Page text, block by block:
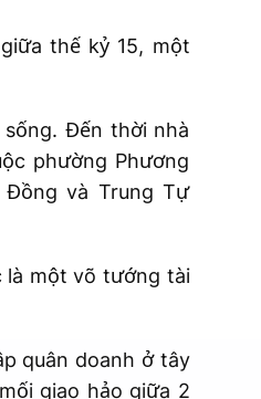
thế kỷ 15, một
Đến thời nhà
phường Phương
và Trung Tự
là một võ tướng tài
quân doanh ở tây
giao hảo giữa 2